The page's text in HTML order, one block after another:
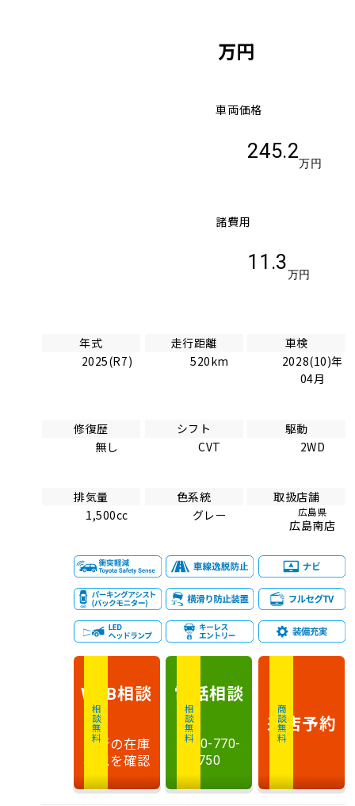
万円
車両価格
245.2
万円
諸費用
11.3
万円
年式
2025(R7)
走行距離
520km
車検
2028(10)年
04月
修復歴
無し
シフト
CVT
駆動
2WD
排気量
1,500cc
色系統
グレー
取扱店舗
広島県
広島南店
相談無料
WEB相談
最新の在庫
状況を確認
相談無料
電話相談
0120-770-
750
商談無料
来店予約